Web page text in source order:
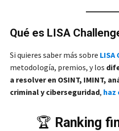
Qué es LISA
Si quieres saber más sobre LISA
metodología, premios, y los
a resolver en OSINT, IMINT,
criminal y ciberseguridad, haz
🏆 Ranking